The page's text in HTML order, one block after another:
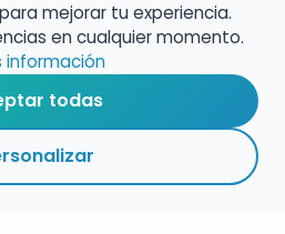
ESPECIALIDAD ENLACES SEGUIR
mejorar tu experiencia.
en cualquier momento.
información
todas